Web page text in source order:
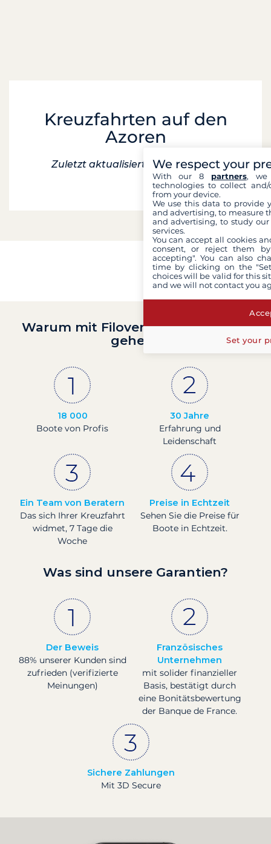
Kreuzfahrten auf den
Azoren
Zuletzt aktualisiert am 9 Mai 2025
Warum mit Filovent auf Segeltörn
gehen?
18 000
Boote von Profis
30 Jahre
Erfahrung und
Leidenschaft
Ein Team von Beratern
Das sich Ihrer Kreuzfahrt
widmet, 7 Tage die
Woche
Preise in Echtzeit
Sehen Sie die Preise für
Boote in Echtzeit.
Was sind unsere Garantien?
Der Beweis
88% unserer Kunden sind
zufrieden (verifizierte
Meinungen)
Französisches
Unternehmen
mit solider finanzieller
Basis, bestätigt durch
eine Bonitätsbewertung
der Banque de France.
Sichere Zahlungen
Mit 3D Secure
We respect your
With our 8 partners, we
technologies to collect
from your device.
We use this data to provide
and advertising, to measure
and advertising, to study
services.
You can accept all cookies
consent, or reject them
accepting". You can also
time by clicking on the
choices will be valid for this
and we will not contact you
Set your